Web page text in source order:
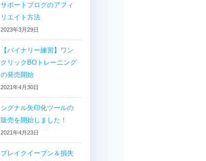
サポートブログのアフィ
リエイト方法
2023年3月29日
【バイナリー練習】ワン
クリックBOトレーニング
の発売開始
2021年4月30日
シグナル矢印化ツールの
販売を開始しました！
2021年4月23日
ブレイクイーブン＆損失